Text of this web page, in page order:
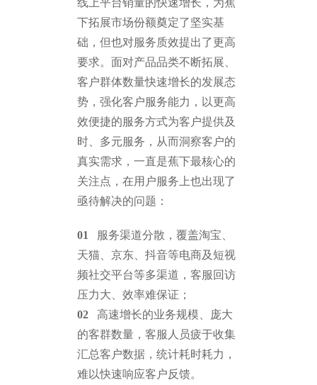
线上平台销量的快速增长，为蕉
下拓展市场份额奠定了坚实基
础，但也对服务质效提出了更高
要求。面对产品品类不断拓展、
客户群体数量快速增长的发展态
势，强化客户服务能力，以更高
效便捷的服务方式为客户提供及
时、多元服务，从而洞察客户的
真实需求，一直是蕉下最核心的
关注点，在用户服务上也出现了
亟待解决的问题：
01 服务渠道分散，覆盖淘宝、
天猫、京东、抖音等电商及短视
频社交平台等多渠道，客服回访
压力大、效率难保证；
02 高速增长的业务规模、庞大
的客群数量，客服人员疲于收集
汇总客户数据，统计耗时耗力，
难以快速响应客户反馈。